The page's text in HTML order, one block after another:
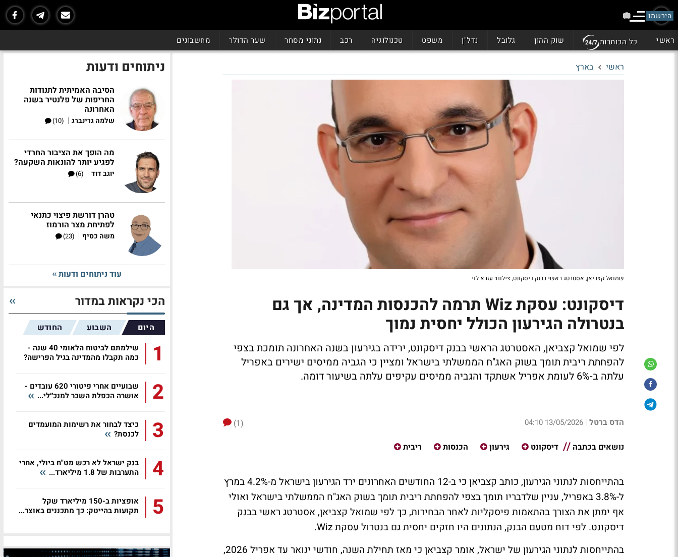
הירשמו
ראשי כל הכותרות שוק ההון גלובל נדל"ן משפט טכנולוגיה רכב נתוני מסחר שער הדולר מחשבונים
ראשי בארץ
שמואל קצביאן, אסטרטג ראשי בבנק דיסקונט, צילום: עזרא לוי
דיסקונט: עסקת Wiz תרמה להכנסות המדינה, אך גם
בנטרולה הגירעון הכולל יחסית נמוך
לפי שמואל קצביאן, האסטרטג הראשי בבנק דיסקונט, ירידה בגירעון בשנה האחרונה תומכת בצפי
להפחתת ריבית תומך בשוק האג"ח הממשלתי בישראל ומציין כי הגביה ממיסים ישירים באפריל
עלתה ב-6% לעומת אפריל אשתקד והגביה ממיסים עקיפים עלתה בשיעור דומה.
הדס ברטל |
13/05/2026 04:10
(1)
נושאים בכתבה
דיסקונט גירעון הכנסות ריבית
בהתייחסות לנתוני הגירעון, כותב קצביאן כי ב-12 החודשים האחרונים ירד הגירעון בישראל מ-4.2% במרץ
ל-3.8% באפריל, עניין שלדבריו תומך בצפי להפחתת ריבית תומך בשוק האג"ח הממשלתי בישראל ואולי
אף ימתן את הצורך בהתאמות פיסקליות לאחר הבחירות, כך לפי שמואל קצביאן, אסטרטג ראשי בבנק
דיסקונט. לפי דוח מטעם הבנק, הנתונים היו חזקים יחסית גם בנטרול עסקתWiz
.
בהתייחסות לנתוני הגירעון של ישראל, אומר קצביאן כי מאז תחילת השנה, חודשי ינואר עד אפריל 2026,
ניתוחים ודעות
הסיבה האמיתית לתנודות
החריפות של פלנטיר בשנה
האחרונה
שלמה גרינברג |
(10)
מה הופך את הציבור החרדי
לפגיע יותר להונאות השקעה?
יוגב דוד |
(6)
טהרן דורשת פיצוי כתנאי
לפתיחת מצר הורמוז
משה כסיף |
(23)
עוד ניתוחים ודעות
הכי נקראות במדור
היום השבוע החודש
1
שילמתם לביטוח הלאומי 40 שנה -
כמה תקבלו מהמדינה בגיל הפרישה?
2
שבועיים אחרי פיטורי 620 עובדים -
אושרה הכפלת השכר למנכ״לי...
3
כיצד לבחור את רשימות המועמדים
לכנסת?
4
בנק ישראל לא רכש מט"ח ביולי, אחרי
התערבות של 1.8 מיליארד...
5
אופציות ב-150 מיליארד שקל
תקועות בהייטק: כך מתכננים באוצר...